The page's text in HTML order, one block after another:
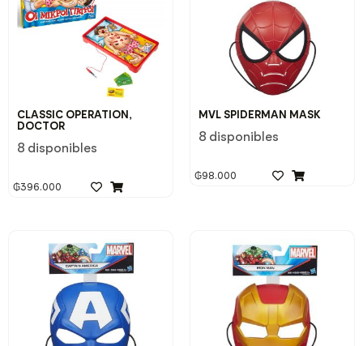
CLASSIC OPERATION,
DOCTOR
8 disponibles
₲396.000
MVL SPIDERMAN MASK
8 disponibles
₲98.000